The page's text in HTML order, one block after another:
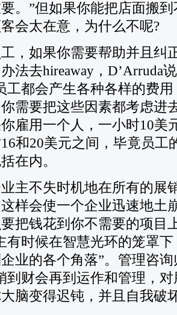
。”但如果你能把店面搬
会太在意，为什么不呢?
如果你需要帮助并且纠
法去hireaway，D’Arruda
工都会产生各种各样的费
需要把这些因素都考虑进
雇用一个人，一小时10美
和20美元之间，毕竟员工
在内。
不失时机地在所有的展
样会使一个企业迅速地土
把钱花到你不需要的项目
有时候在智慧光环的笼罩
业的各个角落”。管理咨询
到财会再到运作和管理，
脑变得迟钝，并且自我破